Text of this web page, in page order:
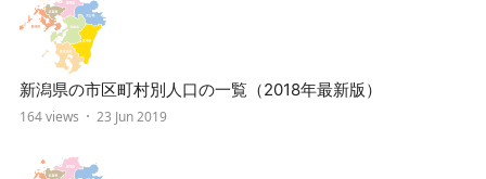
新潟県の市区町村別人口の一覧（2018年最新版）
164 views 23 Jun 2019